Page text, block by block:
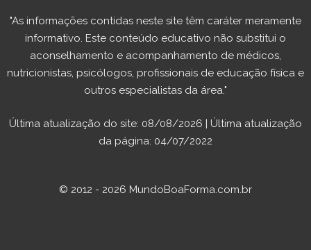
"As informações contidas neste site têm caráter meramente
informativo. Este conteúdo educativo não substitui o
aconselhamento e acompanhamento de médicos,
nutricionistas, psicólogos, profissionais de educação física e
outros especialistas da área."
Última atualização do site: 08/08/2026 | Última atualização
da página: 04/07/2022
© 2012 - 2026 MundoBoaForma.com.br